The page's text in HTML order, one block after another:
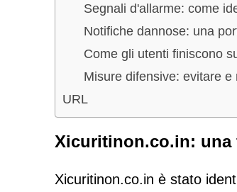
Segnali d'allarme: come
Notifiche dannose: una
Come gli utenti finiscono
Misure difensive: evitare e
URL
Xicuritinon.co.in:
Xicuritinon.co.in è stato